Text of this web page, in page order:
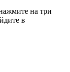
на три
в